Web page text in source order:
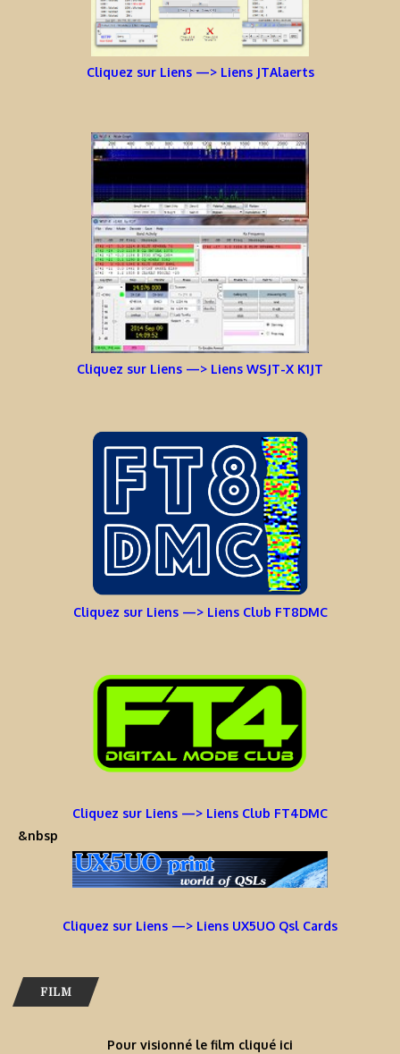
Cliquez sur Liens —> Liens JTAlaerts
Cliquez sur Liens —> Liens WSJT-X K1JT
Cliquez sur Liens —> Liens Club FT8DMC
Cliquez sur Liens —> Liens Club FT4DMC
&nbsp
Cliquez sur Liens —> Liens UX5UO Qsl Cards
FILM
Pour visionné le film cliqué ici